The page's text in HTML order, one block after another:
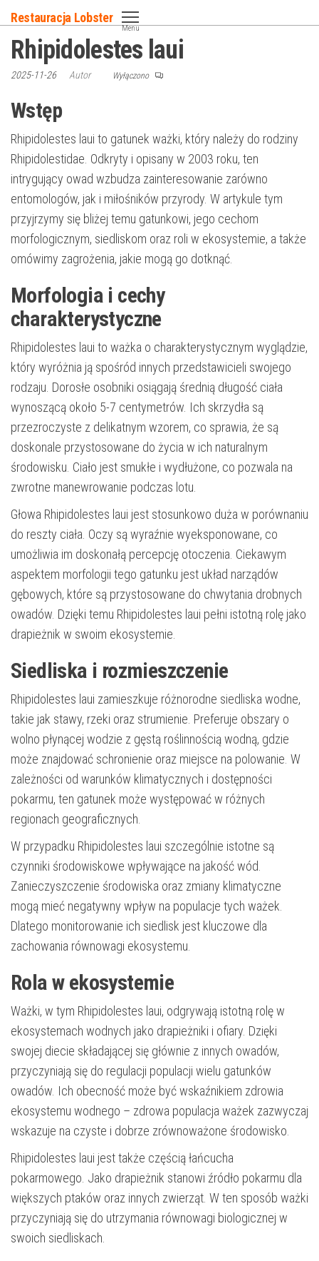
do
treści
Restauracja Lobster
Menu
Rhipidolestes laui
2025-11-26 Autor Wyłączono
Wstęp
Rhipidolestes laui to gatunek ważki, który należy do rodziny
Rhipidolestidae. Odkryty i opisany w 2003 roku, ten
intrygujący owad wzbudza zainteresowanie zarówno
entomologów, jak i miłośników przyrody. W artykule tym
przyjrzymy się bliżej temu gatunkowi, jego cechom
morfologicznym, siedliskom oraz roli w ekosystemie, a także
omówimy zagrożenia, jakie mogą go dotknąć.
Morfologia i cechy
charakterystyczne
Rhipidolestes laui to ważka o charakterystycznym wyglądzie,
który wyróżnia ją spośród innych przedstawicieli swojego
rodzaju. Dorosłe osobniki osiągają średnią długość ciała
wynoszącą około 5-7 centymetrów. Ich skrzydła są
przezroczyste z delikatnym wzorem, co sprawia, że są
doskonale przystosowane do życia w ich naturalnym
środowisku. Ciało jest smukłe i wydłużone, co pozwala na
zwrotne manewrowanie podczas lotu.
Głowa Rhipidolestes laui jest stosunkowo duża w porównaniu
do reszty ciała. Oczy są wyraźnie wyeksponowane, co
umożliwia im doskonałą percepcję otoczenia. Ciekawym
aspektem morfologii tego gatunku jest układ narządów
gębowych, które są przystosowane do chwytania drobnych
owadów. Dzięki temu Rhipidolestes laui pełni istotną rolę jako
drapieżnik w swoim ekosystemie.
Siedliska i rozmieszczenie
Rhipidolestes laui zamieszkuje różnorodne siedliska wodne,
takie jak stawy, rzeki oraz strumienie. Preferuje obszary o
wolno płynącej wodzie z gęstą roślinnością wodną, gdzie
może znajdować schronienie oraz miejsce na polowanie. W
zależności od warunków klimatycznych i dostępności
pokarmu, ten gatunek może występować w różnych
regionach geograficznych.
W przypadku Rhipidolestes laui szczególnie istotne są
czynniki środowiskowe wpływające na jakość wód.
Zanieczyszczenie środowiska oraz zmiany klimatyczne
mogą mieć negatywny wpływ na populacje tych ważek.
Dlatego monitorowanie ich siedlisk jest kluczowe dla
zachowania równowagi ekosystemu.
Rola w ekosystemie
Ważki, w tym Rhipidolestes laui, odgrywają istotną rolę w
ekosystemach wodnych jako drapieżniki i ofiary. Dzięki
swojej diecie składającej się głównie z innych owadów,
przyczyniają się do regulacji populacji wielu gatunków
owadów. Ich obecność może być wskaźnikiem zdrowia
ekosystemu wodnego – zdrowa populacja ważek zazwyczaj
wskazuje na czyste i dobrze zrównoważone środowisko.
Rhipidolestes laui jest także częścią łańcucha
pokarmowego. Jako drapieżnik stanowi źródło pokarmu dla
większych ptaków oraz innych zwierząt. W ten sposób ważki
przyczyniają się do utrzymania równowagi biologicznej w
swoich siedliskach.